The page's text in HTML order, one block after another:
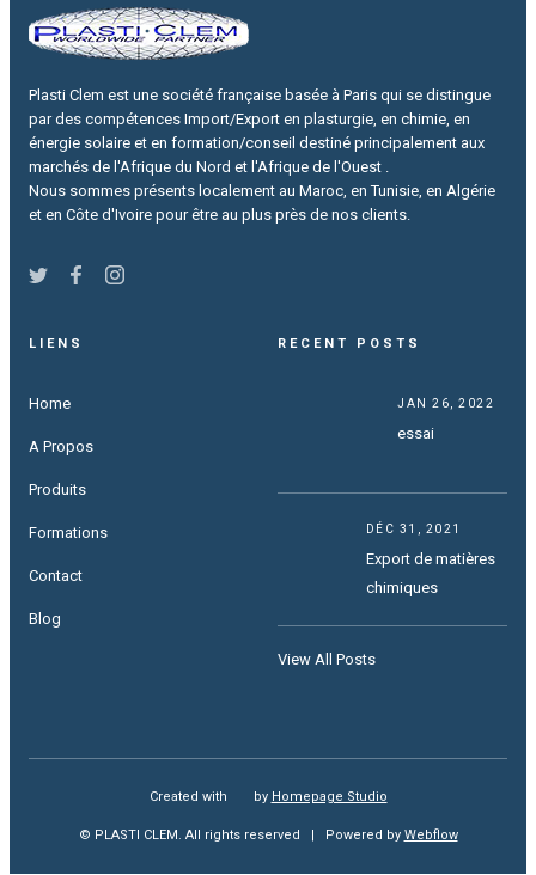
Plasti Clem est une société française basée à Paris qui se distingue
par des compétences Import/Export en plasturgie, en chimie, en
énergie solaire et en formation/conseil destiné principalement aux
marchés de l'Afrique du Nord et l'Afrique de l'Ouest .
Nous sommes présents localement au Maroc, en Tunisie, en Algérie
et en Côte d'Ivoire pour être au plus près de nos clients.
LIENS
Home
A Propos
Produits
Formations
Contact
Blog
RECENT POSTS
JAN 26, 2022
essai
DÉC 31, 2021
Export de matières
chimiques
View All Posts
Created with by Homepage Studio
© PLASTI CLEM. All rights reserved | Powered by Webflow